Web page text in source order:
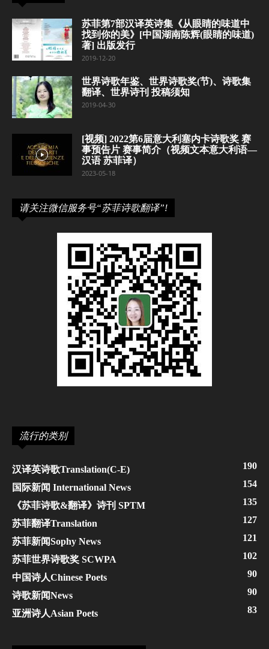
苏菲第7部汉译英诗集《从眼睛的味道中
找到你的美》[中国湖南陈辉(眼睛的味道)
著] 出版发行
2019-12-20
世界诗歌年鉴、世界诗歌奖(节)、诗歌集
翻译、世界诗刊 投稿须知
2019-04-30
[视频] 2022第6届意大利塞内卡诗歌奖 赛
事预告片 赛事简介（视频文本意大利语—
汉语 苏菲译）
2023-05-18
请关注微信服务号“苏菲诗歌翻译”!
流行的类别
汉译英诗歌Translation(C-E) 190
国际新闻 International News 154
《苏菲诗歌&翻译》诗刊 SPTM 135
苏菲翻译Translation 127
苏菲新闻Sophy News 121
苏菲世界诗歌奖 SCWPA 102
中国诗人Chinese Poets 90
诗歌新闻News 90
亚洲诗人Asian Poets 83